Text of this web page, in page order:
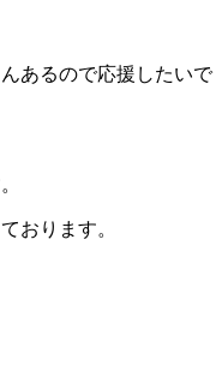
あるので応援したいで
おります。